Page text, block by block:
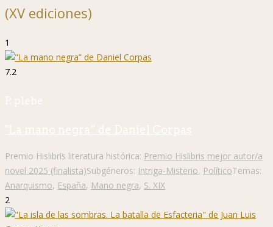
(XV ediciones)
1
7.2
P. plebe
"La mano negra” de Daniel Corpas
Premio Hislibris literatura histórica: Premio Hislibris mejor autor/a
novel 2025 (finalista)Subgéneros: Intriga-Misterio, PolíticoTemas:
Anarquismo, España, Mano negra, S. XIX
2